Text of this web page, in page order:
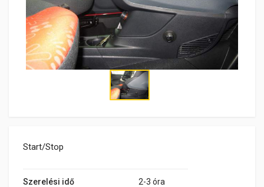
Start/Stop
Szerelési idő
2-3 óra